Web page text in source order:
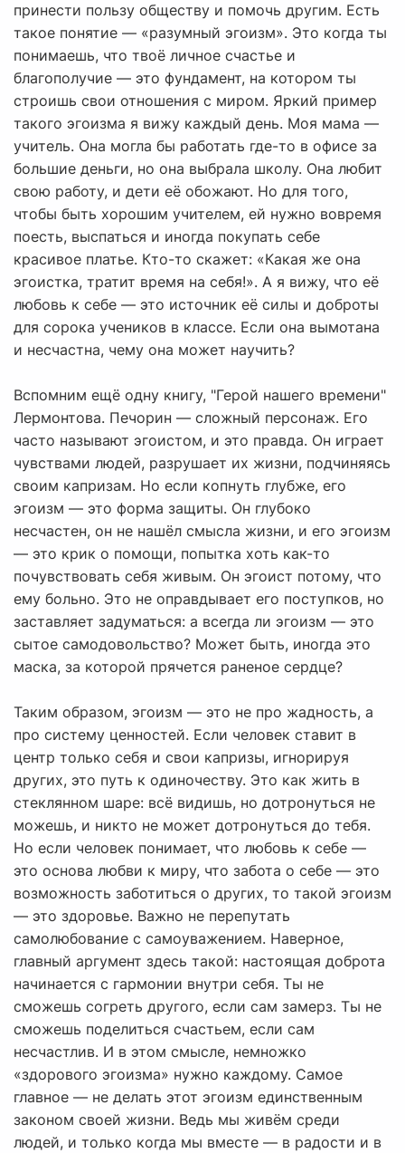
принести пользу обществу и помочь другим. Есть
такое понятие — «разумный эгоизм». Это когда ты
понимаешь, что твоё личное счастье и
благополучие — это фундамент, на котором ты
строишь свои отношения с миром. Яркий пример
такого эгоизма я вижу каждый день. Моя мама —
учитель. Она могла бы работать где-то в офисе за
большие деньги, но она выбрала школу. Она любит
свою работу, и дети её обожают. Но для того,
чтобы быть хорошим учителем, ей нужно вовремя
поесть, выспаться и иногда покупать себе
красивое платье. Кто-то скажет: «Какая же она
эгоистка, тратит время на себя!». А я вижу, что её
любовь к себе — это источник её силы и доброты
для сорока учеников в классе. Если она вымотана
и несчастна, чему она может научить?
Вспомним ещё одну книгу, "Герой нашего времени"
Лермонтова. Печорин — сложный персонаж. Его
часто называют эгоистом, и это правда. Он играет
чувствами людей, разрушает их жизни, подчиняясь
своим капризам. Но если копнуть глубже, его
эгоизм — это форма защиты. Он глубоко
несчастен, он не нашёл смысла жизни, и его эгоизм
— это крик о помощи, попытка хоть как-то
почувствовать себя живым. Он эгоист потому, что
ему больно. Это не оправдывает его поступков, но
заставляет задуматься: а всегда ли эгоизм — это
сытое самодовольство? Может быть, иногда это
маска, за которой прячется раненое сердце?
Таким образом, эгоизм — это не про жадность, а
про систему ценностей. Если человек ставит в
центр только себя и свои капризы, игнорируя
других, это путь к одиночеству. Это как жить в
стеклянном шаре: всё видишь, но дотронуться не
можешь, и никто не может дотронуться до тебя.
Но если человек понимает, что любовь к себе —
это основа любви к миру, что забота о себе — это
возможность заботиться о других, то такой эгоизм
— это здоровье. Важно не перепутать
самолюбование с самоуважением. Наверное,
главный аргумент здесь такой: настоящая доброта
начинается с гармонии внутри себя. Ты не
сможешь согреть другого, если сам замерз. Ты не
сможешь поделиться счастьем, если сам
несчастлив. И в этом смысле, немножко
«здорового эгоизма» нужно каждому. Самое
главное — не делать этот эгоизм единственным
законом своей жизни. Ведь мы живём среди
людей, и только когда мы вместе — в радости и в